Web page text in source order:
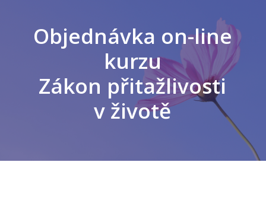
Objednávka on-line
kurzu
Zákon přitažlivosti
v životě